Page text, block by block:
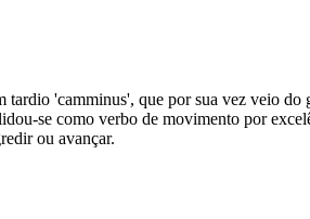
'camminus', que por sua vez veio
se como verbo de movimento por
ou avançar.